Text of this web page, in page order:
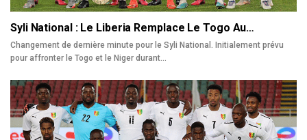
Syli National : Le Liberia Remplace Le Togo Au…
Changement de dernière minute pour le Syli National. Initialement prévu
pour affronter le Togo et le Niger durant…